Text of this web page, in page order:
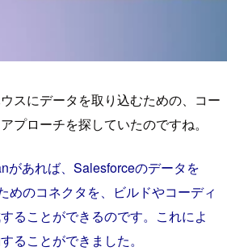
スにデータを取り込むための、コー
プローチを探していたのですね。
があれば、Salesforceのデータを
めのコネクタを、ビルドやコーディ
ることができるのです。これによ
ることができました。